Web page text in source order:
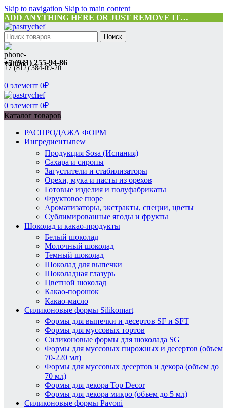
Skip to navigation Skip to main content
ADD ANYTHING HERE OR JUST REMOVE IT…
Поиск
+7 (931) 255-94-86
+7 (812) 384-09-20
0 элемент 0₽
0 элемент 0₽
Каталог товаров
РАСПРОДАЖА ФОРМ
Ингредиентыnew
Продукция Sosa (Испания)
Сахара и сиропы
Загустители и стабилизаторы
Орехи, мука и пасты из орехов
Готовые изделия и полуфабрикаты
Фруктовое пюре
Ароматизаторы, экстракты, специи, цветы
Сублимированные ягоды и фрукты
Шоколад и какао-продукты
Белый шоколад
Молочный шоколад
Темный шоколад
Шоколад для выпечки
Шоколадная глазурь
Цветной шоколад
Какао-порошок
Какао-масло
Силиконовые формы Silikomart
Формы для выпечки и десертов SF и SFT
Формы для муссовых тортов
Силиконовые формы для шоколада SG
Формы для муссовых пирожных и десертов (объем
70-220 мл)
Формы для муссовых десертов и декора (объем до
70 мл)
Формы для декора Top Decor
Формы для декора микро (объем до 5 мл)
Силиконовые формы Pavoni